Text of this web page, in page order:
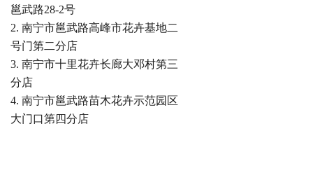
邕武路28-2号
2. 南宁市邕武路高峰市花卉基地二
号门第二分店
3. 南宁市十里花卉长廊大邓村第三
分店
4. 南宁市邕武路苗木花卉示范园区
大门口第四分店